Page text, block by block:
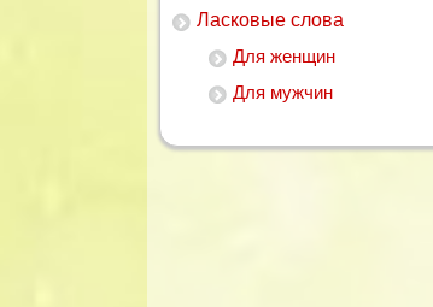
Ласковые слова
Для женщин
Для мужчин